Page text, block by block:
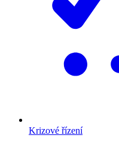
Krizové řízení